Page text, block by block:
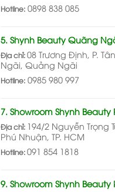
Hotline: 0898 838 085
5. Shynh Beauty Quãng
Địa chỉ:08 Trương Định, P.
Ngãi, Quảng Ngãi
Hotline: 0985 980 997
7. Showroom Shynh Beauty
Địa chỉ: 194/2 Nguyễn Trọng
Phú Nhuận, TP. HCM
Hotline:091 854 1818
9. Showroom Shynh